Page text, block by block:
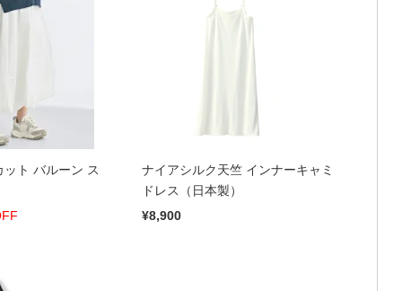
ト バルーン ス
ナイアシルク天竺 インナーキャミ
ドレス（日本製）
¥8,900